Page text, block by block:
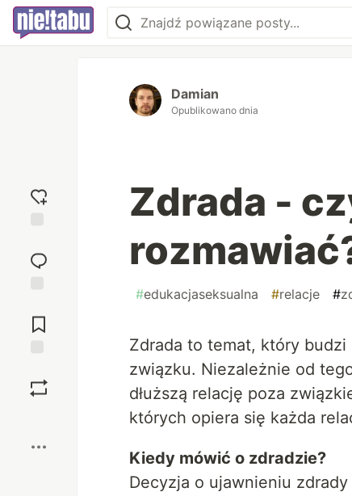
reakcję
komentarzy
Damian
Opublikowano dnia
Zdrada -
#edukacjaseksualna #relacje #
Zdrada to temat, który
związku. Niezależnie od
dłuższą relację poza
których opiera się każda
Kiedy mówić o zdradzie?
Decyzja o ujawnieniu